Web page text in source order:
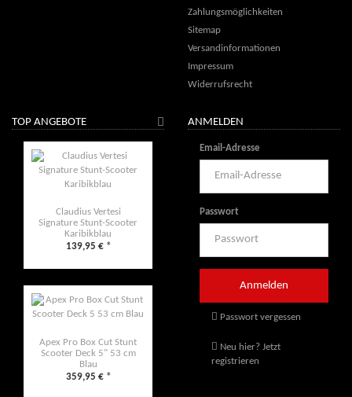
Zahlungsmöglichkeiten
Sitemap
Versandinformationen
Impressum
Widerrufsrecht
TOP ANGEBOTE
Claudius Vertesi
Signature Stunt-Scooter
Karibikblau
139,95 € *
Apex Pro Box Cut Stunt
Scooter Deck 5" 53 cm
Blau
359,95 € *
ANMELDEN
Email-Adresse
Passwort
Passwort vergessen
Neu hier? Jetzt
registrieren